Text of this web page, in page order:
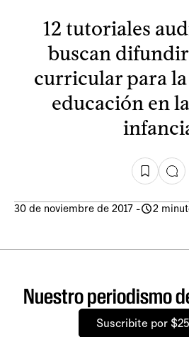
12 tutoriales
buscan
curricular para
educación en
30 de noviembre de 2017 - 2
Nuestro periodismo
Suscribite por